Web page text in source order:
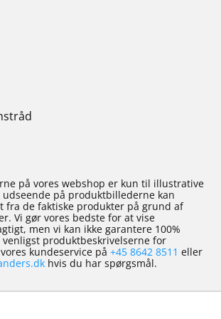
på vores webshop er kun til illustrative
udseende på produktbillederne kan
fra de faktiske produkter på grund af
Vi gør vores bedste for at vise
men vi kan ikke garantere 100%
produktbeskrivelserne for
kundeservice på +45 8642 8511 eller
hvis du har spørgsmål.